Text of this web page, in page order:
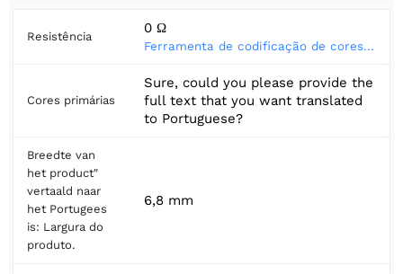
Resistência
0 Ω
Ferramenta de codificação de cores do resistor
Cores primárias
Sure, could you please provide the
full text that you want translated
to Portuguese?
Breedte van
het product"
vertaald naar
het Portugees
is: Largura do
produto.
6,8 mm